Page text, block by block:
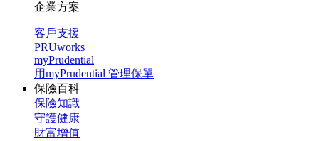
企業方案
客戶支援
PRUworks
myPrudential
用myPrudential 管理保單
保險百科
保險知識
守護健康
財富增值